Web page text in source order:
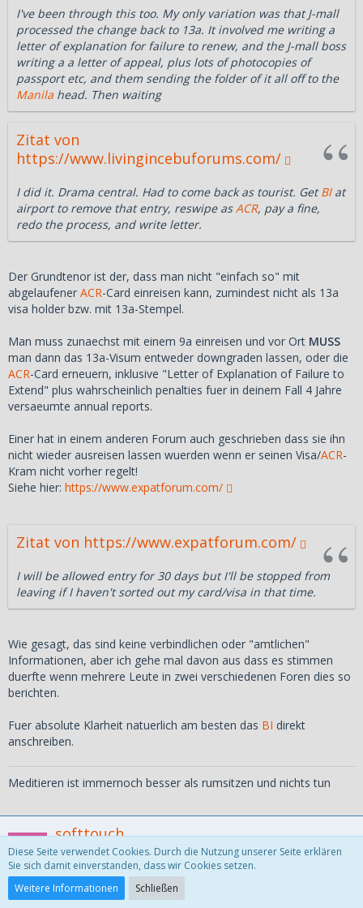
I've been through this too. My only variation was that J-mall
processed the change back to 13a. It involved me writing a
letter of explanation for failure to renew, and the J-mall boss
writing a a letter of appeal, plus lots of photocopies of
passport etc, and them sending the folder of it all off to the
Manila head. Then waiting
Zitat von
https://www.livingincebuforums.com/
I did it. Drama central. Had to come back as tourist. GetBIat
airport to remove that entry, reswipe asACR, pay a fine,
redo the process, and write letter.
Der Grundtenor ist der, dass man nicht "einfach so" mit
abgelaufener ACR-Card einreisen kann, zumindest nicht als 13a
visa holder bzw. mit 13a-Stempel.
Man muss zunaechst mit einem 9a einreisen und vor Ort MUSS
man dann das 13a-Visum entweder downgraden lassen, oder die
ACR-Card erneuern, inklusive "Letter of Explanation of Failure to
Extend" plus wahrscheinlich penalties fuer in deinem Fall 4 Jahre
versaeumte annual reports.
Einer hat in einem anderen Forum auch geschrieben dass sie ihn
nicht wieder ausreisen lassen wuerden wenn er seinen Visa/ACR-
Kram nicht vorher regelt!
Siehe hier: https://www.expatforum.com/
Zitat von https://www.expatforum.com/
I will be allowed entry for 30 days but I'll be stopped from
leaving if I haven't sorted out my card/visa in that time.
Wie gesagt, das sind keine verbindlichen oder "amtlichen"
Informationen, aber ich gehe mal davon aus dass es stimmen
duerfte wenn mehrere Leute in zwei verschiedenen Foren dies so
berichten.
Fuer absolute Klarheit natuerlich am besten das BI direkt
anschreiben.
Meditieren ist immernoch besser als rumsitzen und nichts tun
softtouch
Schüler
Diese Seite verwendet Cookies. Durch die Nutzung unserer Seite erklären
Sie sich damit einverstanden, dass wir Cookies setzen.
Weitere Informationen
Schließen